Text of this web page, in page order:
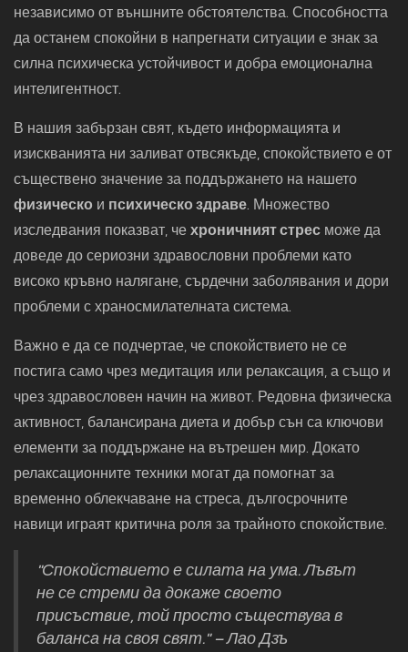
независимо от външните обстоятелства. Способността
да останем спокойни в напрегнати ситуации е знак за
силна психическа устойчивост и добра емоционална
интелигентност.
В нашия забързан свят, където информацията и
изискванията ни заливат отвсякъде, спокойствието е от
съществено значение за поддържането на нашето
физическо и психическо здраве. Множество
изследвания показват, чехроничният стрес може да
доведе до сериозни здравословни проблеми като
високо кръвно налягане, сърдечни заболявания и дори
проблеми с храносмилателната система.
Важно е да се подчертае, че спокойствието не се
постига само чрез медитация или релаксация, а също и
чрез здравословен начин на живот. Редовна физическа
активност, балансирана диета и добър сън са ключови
елементи за поддържане на вътрешен мир. Докато
релаксационните техники могат да помогнат за
временно облекчаване на стреса, дългосрочните
навици играят критична роля за трайното спокойствие.
"Спокойствието е силата на ума. Лъвът
не се стреми да докаже своето
присъствие, той просто съществува в
баланса на своя свят." – Лао Дзъ